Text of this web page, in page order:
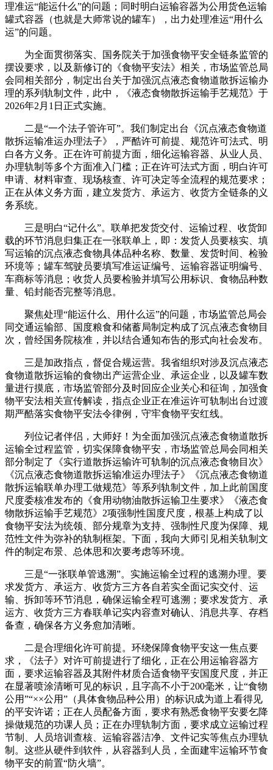
理准运“能运什么”的问题；同时明白运输容器为公用货色运输
罐式容器（也就是大师常说的罐车），出力处理准运“用什么
运”的问题。
为全面贯彻落实、国务院关于加强食物平安全链条监管的
摆设要求，以及新修订的《食物平安法》相关，市场监管总局
会同相关部分，制定出台关于加强沉点液态食物道散拆运输办
理的系列轨制文件，此中，《液态食物散拆运输手艺规范》于
2026年2月1日正式实施。
二是“一个法子管许可”。我们制定出台《沉点液态食物道
散拆运输准运办理法子》，严酷许可前提、规范许可法式、明
白各方义务。正在许可前提方面，细化运输容器、从业人员、
办理轨制等多个方面准入门槛；正在许可法式方面，明白许可
申请、材料审查、现场核查、许可决定等全流程的规范要求；
正在从体义务方面，建立发货方、承运方、收货方全链条的义
务系统。
三是明白“记什么”。联单把发货交付、运输过程、收货卸
载的环节消息归集正在一张联单上，即：发货人员要核实、填
写运输的沉点液态食物具体品种名称、数量、发货时间、检验
环境等；罐车驾驶员要填写准运证编号、运输容器证明编号、
车商标等消息；收货人员要检验并填写公用标识、食物品种数
量、铅封能否完整等消息。
聚焦处理“能运什么、用什么运”的问题，市场监管总局会
同交通运输部、国度粮食和储蓄局制定构成了沉点液态食物目
次，曾经国务院核准，并以结合通知布告的形式向社会发布。
三是加政指点，督促合规运营。我省组织对涉及沉点液态
食物道散拆运输的食物出产运营企业、承运企业，以及罐车数
量进行摸底，市场监管部分及时回应企业关心和征询，加强食
物平安法相关宣传解读，指点企业正在准运许可轨制出台过渡
期严酷落实食物平安法令律例，守牢食物平安红线。
列位记者伴侣，大师好！为全面加强沉点液态食物道散拆
运输全过程监管，切实保障食物平安，市场监管总局会同相关
部分制定了《实行道散拆运输许可轨制的沉点液态食物目次》
《沉点液态食物道散拆运输准运办理法子》《沉点液态食物道
散拆运输联单办理工做规范》等系列轨制文件，加上此前国度
尺度委核准发布的《食用动物油散拆运输卫生要求》《液态食
物散拆运输手艺规范》2项强制性国度尺度，根基上构成了以
食物平安法为统领、部分规章为支持、强制性尺度为保障、规
范性文件为弥补的轨制框架。下面，我向大师引见相关轨制文
件的制定布景、总体思和次要考虑等环境。
三是“一张联单管逃溯”。实施运输全过程的逃溯办理。要
求发货方、承运方、收货方三方各自若实全面记实交付、运
输、拆卸等环节消息，确保运输全程可逃溯；要求发货方、承
运方、收货方三方春联单记实内容查对确认、消息共享、存档
备查，确保各方义务愈加清晰。
二是合理细化许可前提。环绕保障食物平安这一焦点要
求，《法子》对许可前提进行了细化，正在公用运输容器方
面，要求运输容器及其附件材质合适食物平安国度尺度，并正
在显著喷涂清晰可见的标识，且字高不小于200毫米，让“食物
公用”“××公用”（具体食物品种公用）的标识成为道上看得见
的平安许诺；正在人员配备方面，要求有熟悉食物平安要乞降
操做规范的功课人员；正在办理轨制方面，要求成立运输过程
节制、人员培训查核、运输容器洁净、文件记实等焦点办理轨
制。这些从硬件到软件，从容器到人员，全面建牢运输环节食
物平安的前置“防火墙”。